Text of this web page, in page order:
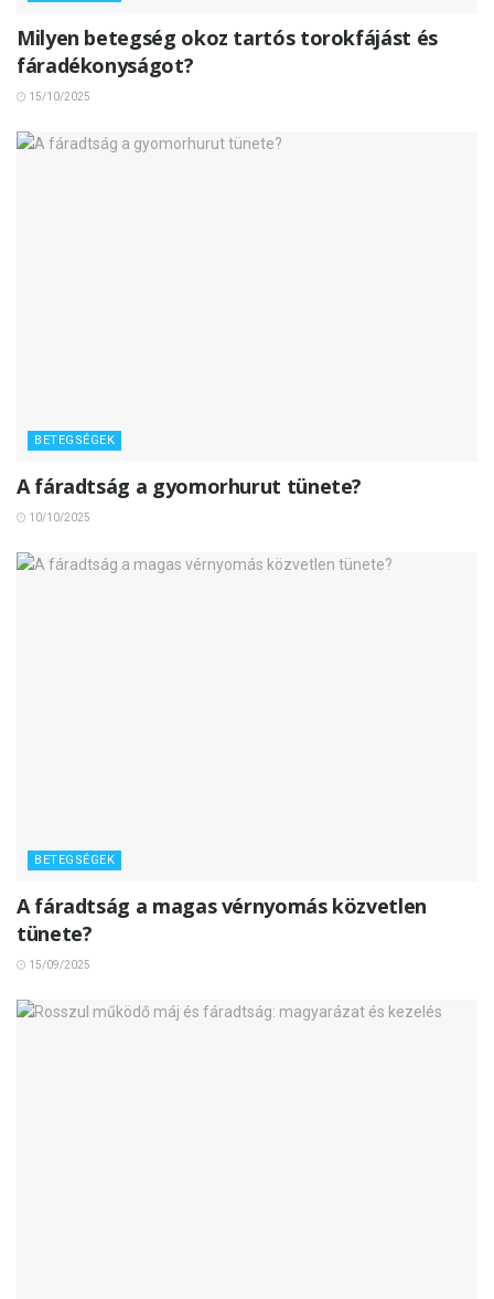
Milyen betegség okoz tartós torokfájást és
fáradékonyságot?
15/10/2025
BETEGSÉGEK
A fáradtság a gyomorhurut tünete?
10/10/2025
BETEGSÉGEK
A fáradtság a magas vérnyomás közvetlen
tünete?
15/09/2025